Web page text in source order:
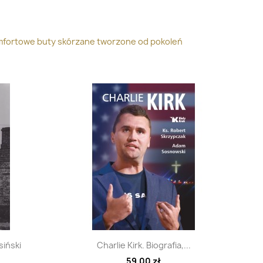
buty skórzane tworzone od pokoleń
Szybki podgląd
Charlie Kirk. Biografia,...